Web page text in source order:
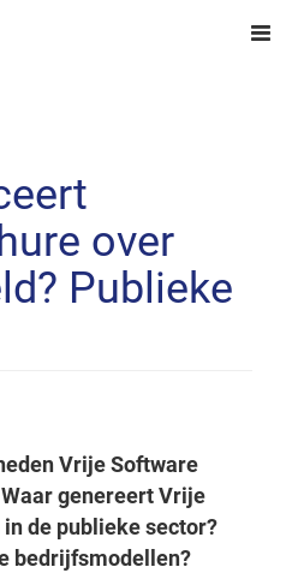
over
Publieke
Vrije Software
genereert Vrije
de publieke sector?
bedrijfsmodellen?